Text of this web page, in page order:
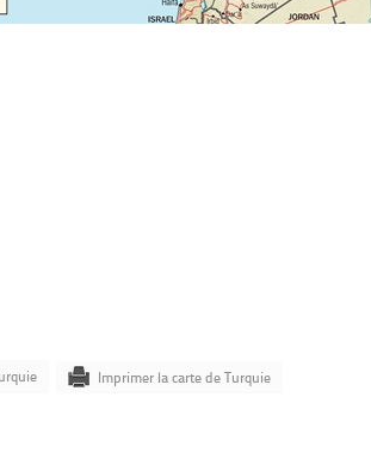
Imprimer la carte de Turquie